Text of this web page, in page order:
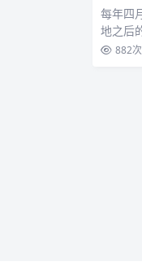
每年四
地之后
机卡，
882